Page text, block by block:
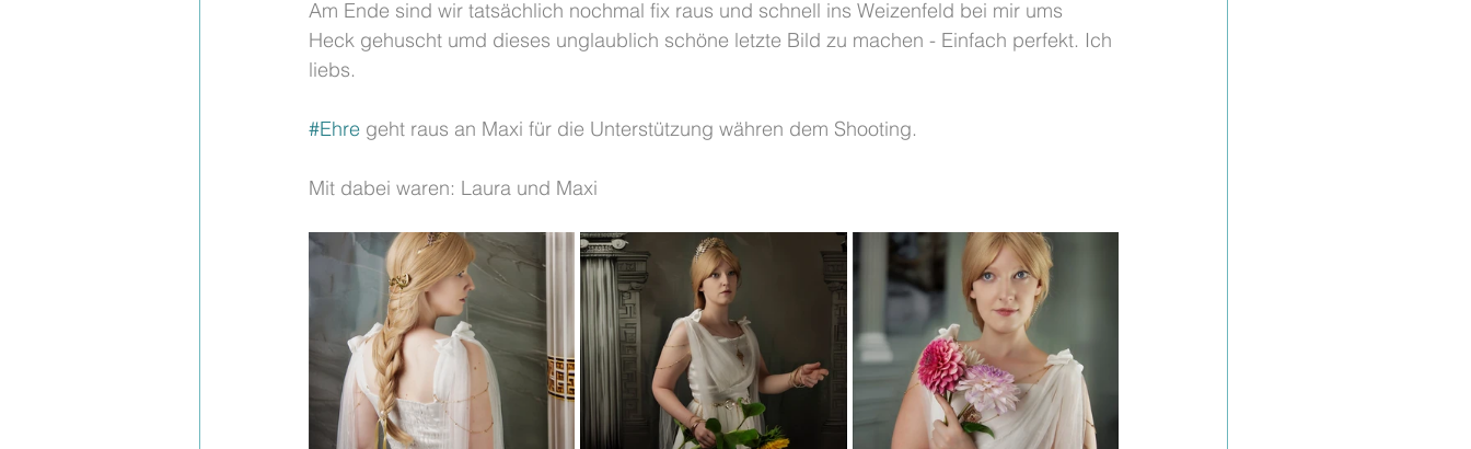
Am Ende sind wir tatsächlich nochmal fix raus und schnell ins Weizenfeld bei mir ums
Heck gehuscht umd dieses unglaublich schöne letzte Bild zu machen - Einfach perfekt. Ich
liebs.
#Ehre geht raus an Maxi für die Unterstützung währen dem Shooting.
Mit dabei waren: Laura und Maxi